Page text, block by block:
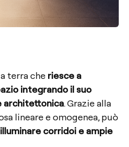
terra che riesce a
integrando il suo
architettonica. Grazie alla
lineare e omogenea, può
corridoi e ampie